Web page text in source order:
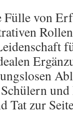
von
Tat zur